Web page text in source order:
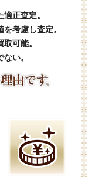
正査定。
考慮し査定。
可能。
い。